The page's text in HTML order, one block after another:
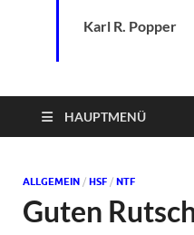
Karl R. Popper
HAUPTMENÜ
ALLGEMEIN / HSF / NTF
Guten